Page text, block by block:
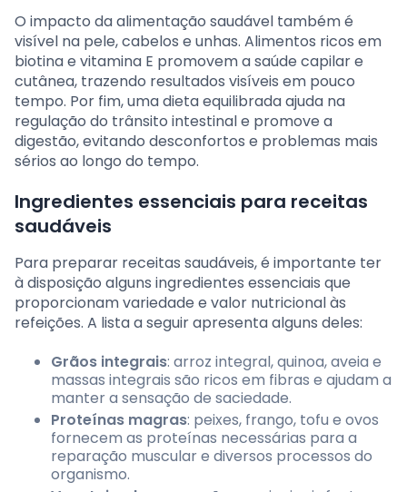
O impacto da alimentação saudável também é
visível na pele, cabelos e unhas. Alimentos ricos em
biotina e vitamina E promovem a saúde capilar e
cutânea, trazendo resultados visíveis em pouco
tempo. Por fim, uma dieta equilibrada ajuda na
regulação do trânsito intestinal e promove a
digestão, evitando desconfortos e problemas mais
sérios ao longo do tempo.
Ingredientes essenciais para receitas
saudáveis
Para preparar receitas saudáveis, é importante ter
à disposição alguns ingredientes essenciais que
proporcionam variedade e valor nutricional às
refeições. A lista a seguir apresenta alguns deles:
Grãos integrais: arroz integral, quinoa, aveia e
massas integrais são ricos em fibras e ajudam a
manter a sensação de saciedade.
Proteínas magras: peixes, frango, tofu e ovos
fornecem as proteínas necessárias para a
reparação muscular e diversos processos do
organismo.